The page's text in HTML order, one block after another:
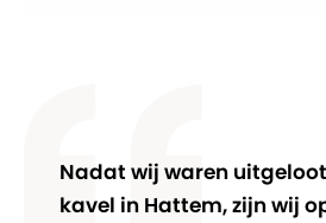
Nadat wij waren
kavel in Hattem, zijn wij